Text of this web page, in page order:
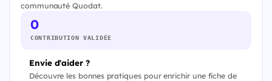
communauté Quodat.
0
CONTRIBUTION VALIDÉE
Envie d'aider ?
Découvre les bonnes pratiques pour enrichir une fiche de